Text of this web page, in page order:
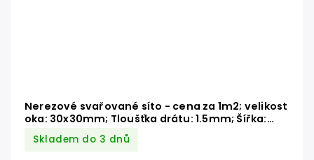
Nerezové svařované síto - cena za 1m2; velikost
oka: 30x30mm; Tloušťka drátu: 1.5mm; Šířka:
1000mm; Materiál: AISI304, max. délka 30 metrů
Skladem do 3 dnů